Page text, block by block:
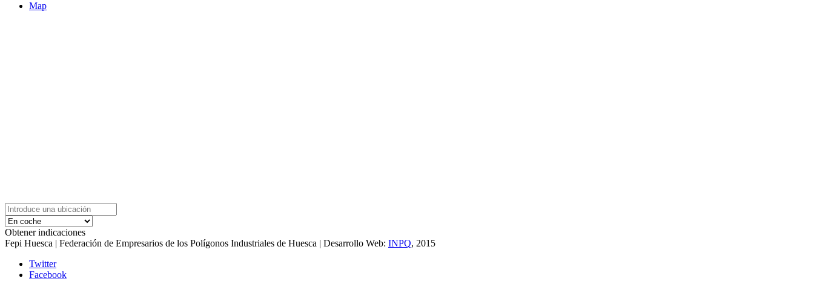
Map
Obtener indicaciones
Fepi Huesca | Federación de Empresarios de los Polígonos Industriales de Huesca | Desarrollo Web: INPQ, 2015
Twitter
Facebook